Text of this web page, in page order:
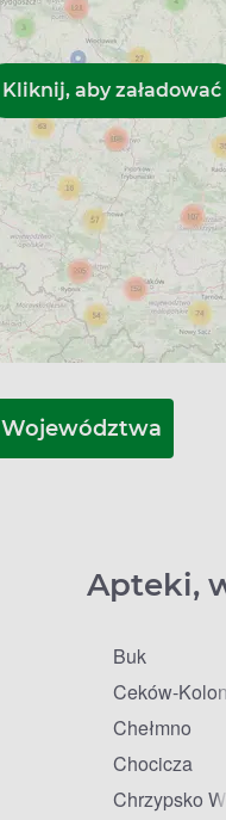
Województwa
Apteki,
Buk
Ceków-
Chełmno
Chocicza
Chrzypsko